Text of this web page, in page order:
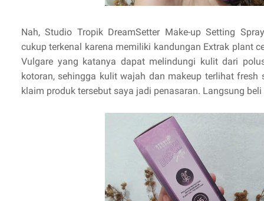
Nah, Studio Tropik DreamSetter Make-up Setting
cukup terkenal karena memiliki kandungan Extrak plant
Vulgare yang katanya dapat melindungi kulit dari
kotoran, sehingga kulit wajah dan makeup terlihat fresh
klaim produk tersebut saya jadi penasaran. Langsung